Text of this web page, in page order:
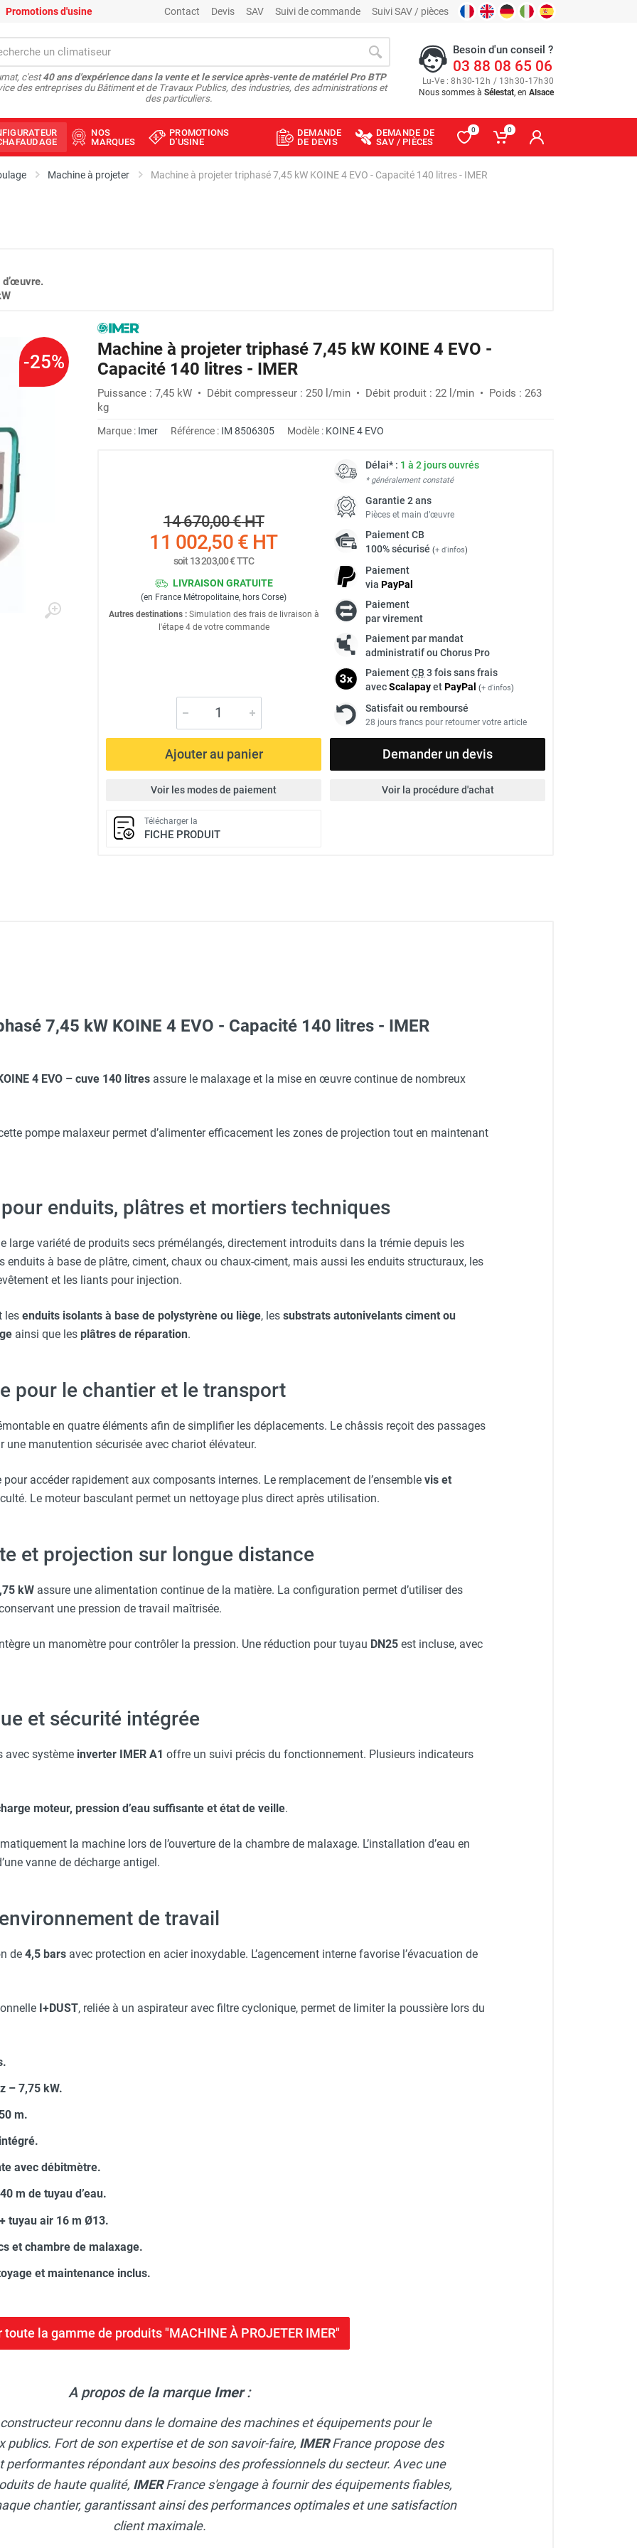
Promotions d'usine Contact Devis SAV Suivi de commande Suivi SAV / pièces
c'est40 ans d'expérience dans la vente et le service après-vente de matériel Pro BTP
des entreprises du Bâtiment et de Travaux Publics, des industries, des administrations et
des particuliers.
Besoin d'un conseil ?
03 88 08 65 06
Lu-Ve : 8h30-12h / 13h30-17h30
Nous sommes à Sélestat, en Alsace
NOS
MARQUES
PROMOTIONS
D'USINE
DEMANDE
DE DEVIS
DEMANDE DE
SAV / PIÈCES
0 0
Machine à projeter Machine à projeter triphasé 7,45 kW KOINE 4 EVO - Capacité 140 litres - IMER
-25%
Machine à projeter triphasé 7,45 kW KOINE 4 EVO -
Capacité 140 litres - IMER
Puissance : 7,45 kW • Débit compresseur : 250 l/min • Débit produit : 22 l/min • Poids : 263
kg
Marque : Imer Référence : IM 8506305 Modèle : KOINE 4 EVO
14 670,00 €HT
11 002,50 € HT
soit13 203,00 €TTC
LIVRAISON GRATUITE
(en France Métropolitaine, hors Corse)
Autres destinations :Simulation des frais de livraison à
l'étape 4 de votre commande
Délai* : 1 à 2 jours ouvrés
* généralement constaté
Garantie 2 ans
Pièces et main d’œuvre
PaiementCB
100% sécurisé (+ d'infos)
Paiement
via PayPal
Paiement
par virement
Paiement par mandat
administratif ou Chorus Pro
PaiementCB 3 fois sans frais
avecScalapayetPayPal (+ d'infos)
Satisfait ou remboursé
28 jours francs pour retourner votre article
Ajouter au panier Demander un devis
Voir les modes de paiement Voir la procédure d'achat
Télécharger la
FICHE PRODUIT
1,5 EPDM - EUROMAIR
- Raccord à cames - IMER
avec anti-rotation - EUROMAIR
directe GF 20.1 A - SPLUS
DANIA 9kW - INELCO
TTK 165 ECO - TROTEC
tête réglable - HUSQVARNA
XL - HUSQVARNA
protège-menton Smartguard PE 10H - HUSQVARNA
7,45 kW KOINE 4 EVO - Capacité 140 litres - IMER
4 EVO – cuve 140 litres assure le malaxage et la mise en œuvre continue de nombreux
pompe malaxeur permet d’alimenter efficacement les zones de projection tout en maintenant
enduits, plâtres et mortiers techniques
large variété de produits secs prémélangés, directement introduits dans la trémie depuis les
enduits à base de plâtre, ciment, chaux ou chaux-ciment, mais aussi les enduits structuraux, les
et les liants pour injection.
les enduits isolants à base de polystyrène ou liège, les substrats autonivelants ciment ou
ainsi que les plâtres de réparation.
pour le chantier et le transport
en quatre éléments afin de simplifier les déplacements. Le châssis reçoit des passages
manutention sécurisée avec chariot élévateur.
accéder rapidement aux composants internes. Le remplacement de l’ensemble vis et
Le moteur basculant permet un nettoyage plus direct après utilisation.
et projection sur longue distance
kW assure une alimentation continue de la matière. La configuration permet d’utiliser des
une pression de travail maîtrisée.
un manomètre pour contrôler la pression. Une réduction pour tuyau DN25 est incluse, avec
et sécurité intégrée
avec système inverter IMER A1 offre un suivi précis du fonctionnement. Plusieurs indicateurs
moteur, pression d’eau suffisante et état de veille.
la machine lors de l’ouverture de la chambre de malaxage. L’installation d’eau en
vanne de décharge antigel.
de travail
de 4,5 bars avec protection en acier inoxydable. L’agencement interne favorise l’évacuation de
I+DUST, reliée à un aspirateur avec filtre cyclonique, permet de limiter la poussière lors du
– 7,75 kW.
m.
avec débitmètre.
m de tuyau d’eau.
tuyau air 16 m Ø13.
et chambre de malaxage.
et maintenance inclus.
toute la gamme de produits "MACHINE À PROJETER IMER"
A propos de la marque Imer:
reconnu dans le domaine des machines et équipements pour le
publics. Fort de son expertise et de son savoir-faire, IMERFrance propose des
performantes répondant aux besoins des professionnels du secteur. Avec une
de haute qualité, IMERFrance s'engage à fournir des équipements fiables,
chantier, garantissant ainsi des performances optimales et une satisfaction
client maximale.